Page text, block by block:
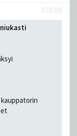
#23588